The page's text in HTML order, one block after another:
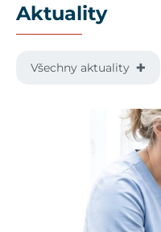
Aktuality
Všechny aktuality ✚